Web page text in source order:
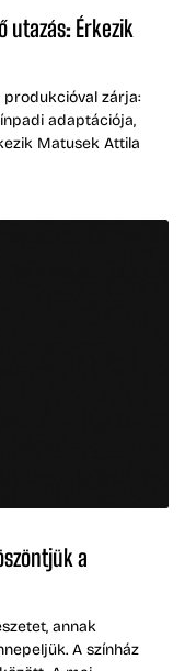
utazás: Érkezik
produkcióval zárja:
adaptációja,
Matusek Attila
a
annak
A színház